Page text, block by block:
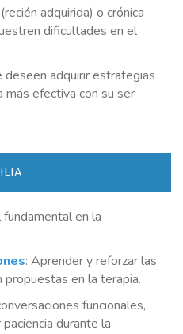
(recién adquirida) o crónica
dificultades en el
deseen adquirir estrategias
más efectiva con su ser
en la
: Aprender y reforzar las
en la terapia.
funcionales,
durante la